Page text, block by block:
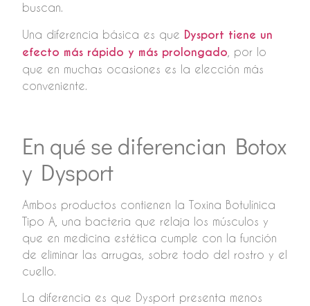
buscan.
Una diferencia básica es que Dysport tiene un
efecto más rápido y más prolongado , por lo
que en muchas ocasiones es la elección más
conveniente.
En qué se diferencian Botox
y Dysport
Ambos productos contienen la Toxina Botulínica
Tipo A, una bacteria que relaja los músculos y
que en medicina estética cumple con la función
de eliminar las arrugas, sobre todo del rostro y el
cuello.
La diferencia es que Dysport presenta menos